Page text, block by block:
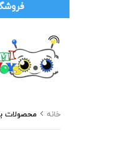
خانه محصولات